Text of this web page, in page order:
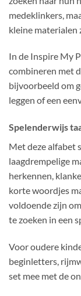
medeklinkers,
kleine materialen
In de Inspire My
combineren met
bijvoorbeeld om
leggen of een
Spelenderwijs
Met deze alfabet
laagdrempelige
herkennen,
korte woordjes
voldoende zijn
te zoeken in een
Voor oudere
beginletters,
set mee met de